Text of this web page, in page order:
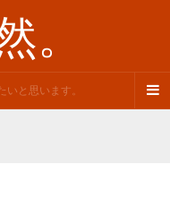
。
と思います。